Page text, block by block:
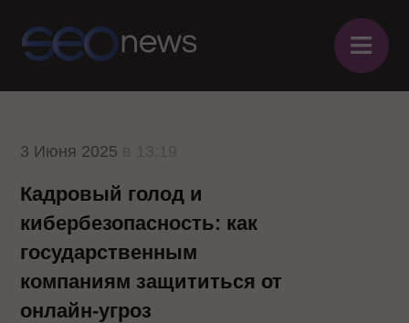
≡
3 Июня 2025
Кадровый голод и
кибербезопасность: как
государственным
компаниям защититься от
онлайн-угроз